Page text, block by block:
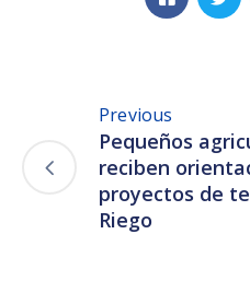
Previous
Pequeños
reciben
proyectos de
Riego